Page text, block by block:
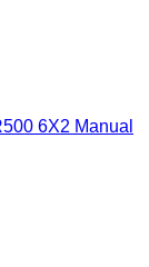
6X2 Manual